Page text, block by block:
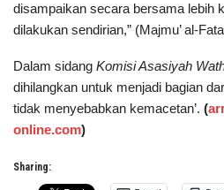
disampaikan secara bersama lebih
dilakukan sendirian,” (Majmu’ al-
Dalam sidang Komisi Asasiyah
dihilangkan untuk menjadi bagian
tidak menyebabkan kemacetan’. (
online.com)
Sharing: